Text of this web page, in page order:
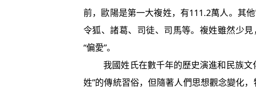
前，歐陽是第一大複姓，有111.2萬人。其
令狐、諸葛、司徒、司馬等。複姓雖然少
“偏愛”。
我國姓氏在數千年的歷史演進和民族文
姓”的傳統習俗，但隨著人們思想觀念變化